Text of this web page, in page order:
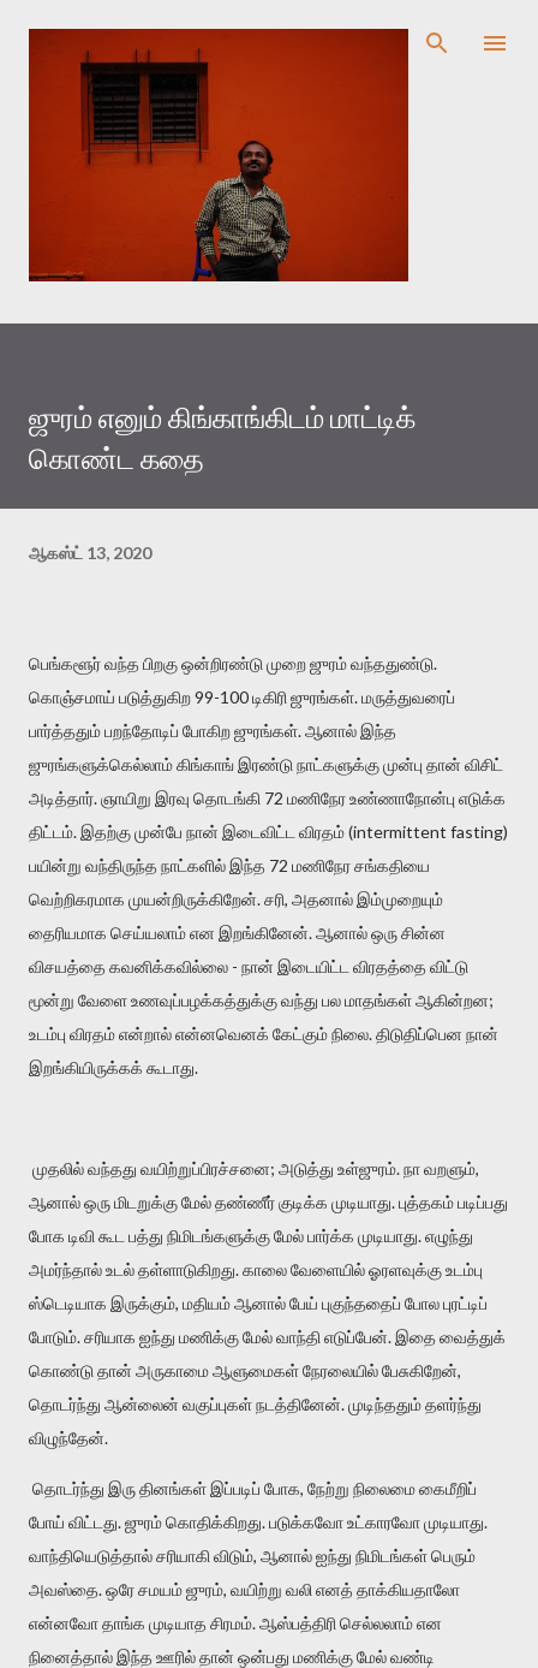
முதன்மை உள்ளடக்கத்திற்குச் செல்
ஜுரம் எனும் கிங்காங்கிடம் மாட்டிக்
கொண்ட கதை
ஆகஸ்ட் 13, 2020
பெங்களூர் வந்த பிறகு ஒன்றிரண்டு முறை ஜுரம் வந்ததுண்டு.
கொஞ்சமாய் படுத்துகிற 99-100 டிகிரி ஜுரங்கள். மருத்துவரைப்
பார்த்ததும் பறந்தோடிப் போகிற ஜுரங்கள். ஆனால் இந்த
ஜுரங்களுக்கெல்லாம் கிங்காங் இரண்டு நாட்களுக்கு முன்பு தான் விசிட்
அடித்தார். ஞாயிறு இரவு தொடங்கி 72 மணிநேர உண்ணாநோன்பு எடுக்க
திட்டம். இதற்கு முன்பே நான் இடைவிட்ட விரதம் (intermittent fasting)
பயின்று வந்திருந்த நாட்களில் இந்த 72 மணிநேர சங்கதியை
வெற்றிகரமாக முயன்றிருக்கிறேன். சரி, அதனால் இம்முறையும்
தைரியமாக செய்யலாம் என இறங்கினேன். ஆனால் ஒரு சின்ன
விசயத்தை கவனிக்கவில்லை - நான் இடையிட்ட விரதத்தை விட்டு
மூன்று வேளை உணவுப்பழக்கத்துக்கு வந்து பல மாதங்கள் ஆகின்றன;
உடம்பு விரதம் என்றால் என்னவெனக் கேட்கும் நிலை. திடுதிப்பென நான்
இறங்கியிருக்கக் கூடாது.
முதலில் வந்தது வயிற்றுப்பிரச்சனை; அடுத்து உள்ஜுரம். நா வறளும்,
ஆனால் ஒரு மிடறுக்கு மேல் தண்ணீர் குடிக்க முடியாது. புத்தகம் படிப்பது
போக டிவி கூட பத்து நிமிடங்களுக்கு மேல் பார்க்க முடியாது. எழுந்து
அமர்ந்தால் உடல் தள்ளாடுகிறது. காலை வேளையில் ஓரளவுக்கு உடம்பு
ஸ்டெடியாக இருக்கும், மதியம் ஆனால் பேய் புகுந்ததைப் போல புரட்டிப்
போடும். சரியாக ஐந்து மணிக்கு மேல் வாந்தி எடுப்பேன். இதை வைத்துக்
கொண்டு தான் அருகாமை ஆளுமைகள் நேரலையில் பேசுகிறேன்,
தொடர்ந்து ஆன்லைன் வகுப்புகள் நடத்தினேன். முடிந்ததும் தளர்ந்து
விழுந்தேன்.
தொடர்ந்து இரு தினங்கள் இப்படிப் போக, நேற்று நிலைமை கைமீறிப்
போய் விட்டது. ஜுரம் கொதிக்கிறது. படுக்கவோ உட்காரவோ முடியாது.
வாந்தியெடுத்தால் சரியாகி விடும், ஆனால் ஐந்து நிமிடங்கள் பெரும்
அவஸ்தை. ஒரே சமயம் ஜுரம், வயிற்று வலி எனத் தாக்கியதாலோ
என்னவோ தாங்க முடியாத சிரமம். ஆஸ்பத்திரி செல்லலாம் என
நினைத்தால் இந்த ஊரில் தான் ஒன்பது மணிக்கு மேல் வண்டி